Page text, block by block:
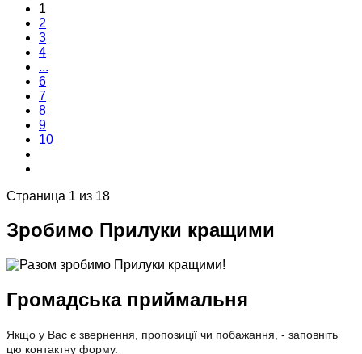
1
2
3
4
...
6
7
8
9
10
Страница 1 из 18
Зробимо Прилуки кращими
Громадська приймальня
Якщо у Вас є звернення, пропозиції чи побажання, - заповніть
цю контактну форму.